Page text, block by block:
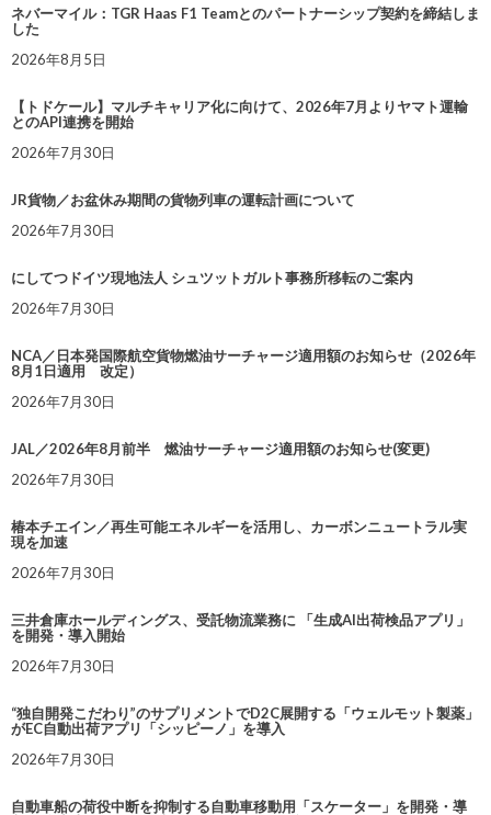
ネバーマイル：TGR Haas F1 Teamとのパートナーシップ契約を締結しま
した
2026年8月5日
【トドケール】マルチキャリア化に向けて、2026年7月よりヤマト運輸
とのAPI連携を開始
2026年7月30日
JR貨物／お盆休み期間の貨物列車の運転計画について
2026年7月30日
にしてつドイツ現地法人 シュツットガルト事務所移転のご案内
2026年7月30日
NCA／日本発国際航空貨物燃油サーチャージ適用額のお知らせ（2026年
8月1日適用 改定）
2026年7月30日
JAL／2026年8月前半 燃油サーチャージ適用額のお知らせ(変更)
2026年7月30日
椿本チエイン／再生可能エネルギーを活用し、カーボンニュートラル実
現を加速
2026年7月30日
三井倉庫ホールディングス、受託物流業務に 「生成AI出荷検品アプリ」
を開発・導入開始
2026年7月30日
“独自開発こだわり”のサプリメントでD2C展開する「ウェルモット製薬」
がEC自動出荷アプリ「シッピーノ」を導入
2026年7月30日
自動車船の荷役中断を抑制する自動車移動用「スケーター」を開発・導